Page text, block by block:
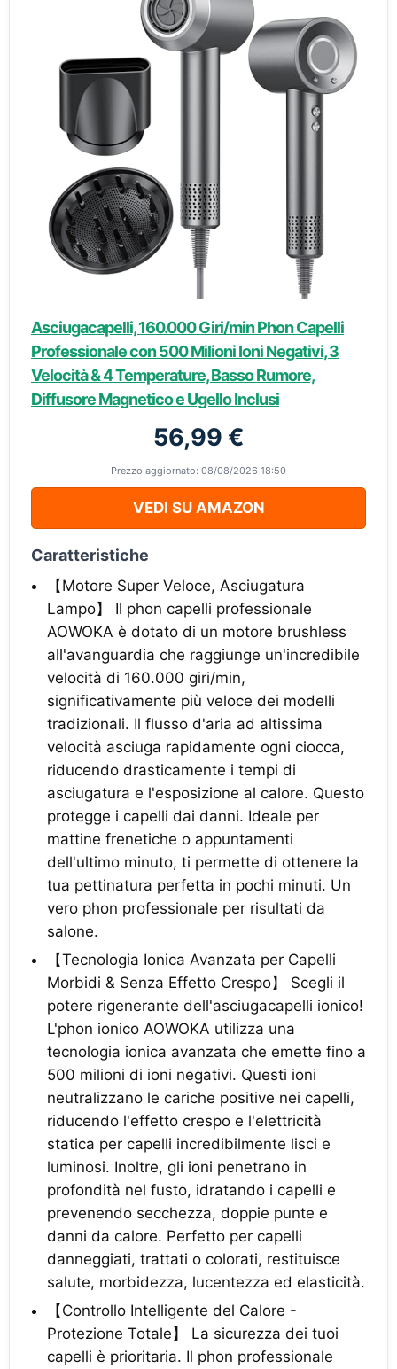
Asciugacapelli, 160.000 Giri/min Phon Capelli
Professionale con 500 Milioni Ioni Negativi, 3
Velocità & 4 Temperature, Basso Rumore,
Diffusore Magnetico e Ugello Inclusi
56,99 €
Prezzo aggiornato: 08/08/2026 18:50
VEDI SU AMAZON
Caratteristiche
【Motore Super Veloce, Asciugatura
Lampo】 Il phon capelli professionale
AOWOKA è dotato di un motore brushless
all'avanguardia che raggiunge un'incredibile
velocità di 160.000 giri/min,
significativamente più veloce dei modelli
tradizionali. Il flusso d'aria ad altissima
velocità asciuga rapidamente ogni ciocca,
riducendo drasticamente i tempi di
asciugatura e l'esposizione al calore. Questo
protegge i capelli dai danni. Ideale per
mattine frenetiche o appuntamenti
dell'ultimo minuto, ti permette di ottenere la
tua pettinatura perfetta in pochi minuti. Un
vero phon professionale per risultati da
salone.
【Tecnologia Ionica Avanzata per Capelli
Morbidi & Senza Effetto Crespo】 Scegli il
potere rigenerante dell'asciugacapelli ionico!
L'phon ionico AOWOKA utilizza una
tecnologia ionica avanzata che emette fino a
500 milioni di ioni negativi. Questi ioni
neutralizzano le cariche positive nei capelli,
riducendo l'effetto crespo e l'elettricità
statica per capelli incredibilmente lisci e
luminosi. Inoltre, gli ioni penetrano in
profondità nel fusto, idratando i capelli e
prevenendo secchezza, doppie punte e
danni da calore. Perfetto per capelli
danneggiati, trattati o colorati, restituisce
salute, morbidezza, lucentezza ed elasticità.
【Controllo Intelligente del Calore -
Protezione Totale】 La sicurezza dei tuoi
capelli è prioritaria. Il phon professionale